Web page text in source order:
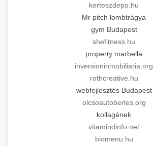
kerteszdepo.hu
Mr pitch lombtrágya
gym Budapest
shefitness.hu
property marbella
inversioninmobiliaria.org
rothcreative.hu
webfejlesztés Budapest
olcsoautoberles.org
kollagének
vitamindinfo.net
biomenu.hu